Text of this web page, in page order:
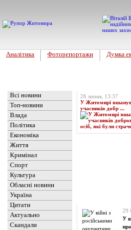
Аналітика Фоторепортажи Думка
Всі новини
Топ-новини
Влада
Політика
Економіка
Життя
Кримінал
Спорт
Культура
Обласні новини
Україна
Цитати
Актуально
Скандали
28 липня, 13:37
У Житомирі
учасників добр ...
29
У